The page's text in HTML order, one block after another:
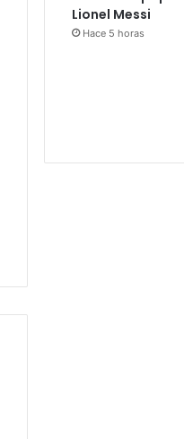
Lionel Messi
Hace 5 horas